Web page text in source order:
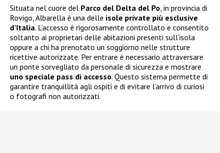
Situata nel cuore del Parco del Delta del Po, in provincia di
Rovigo, Albarella è una delle isole private più esclusive
d’Italia. L’accesso è rigorosamente controllato e consentito
soltanto ai proprietari delle abitazioni presenti sull’isola
oppure a chi ha prenotato un soggiorno nelle strutture
ricettive autorizzate. Per entrare è necessario attraversare
un ponte sorvegliato da personale di sicurezza e mostrare
uno speciale pass di accesso. Questo sistema permette di
garantire tranquillità agli ospiti e di evitare l’arrivo di curiosi
o fotografi non autorizzati.